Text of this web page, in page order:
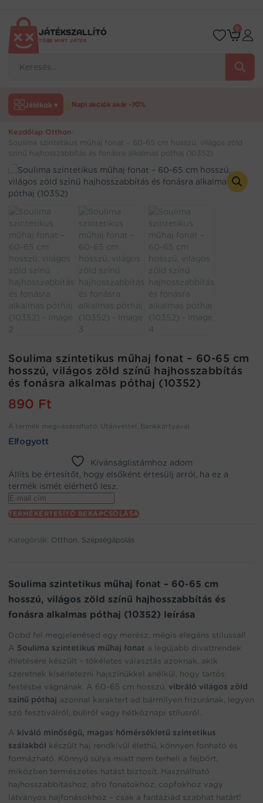
tartalomraJÁTÉKSZALLÍTÓ
TÖBB MINT JÁTÉK
search
0
Játékok ▾ Napi akciók akár -70%
Kezdőlap Otthon
Soulima szintetikus műhaj fonat – 60-65 cm hosszú, világos zöld
színű hajhosszabbítás és fonásra alkalmas póthaj (10352)
Soulima szintetikus műhaj fonat – 60-65 cm
hosszú, világos zöld színű hajhosszabbítás
és fonásra alkalmas póthaj (10352)
890 Ft
A termék megvásárolható: Utánvéttel, Bankkártyával
Elfogyott
Kívánságlistámhoz adom
Állíts be értesítőt, hogy elsőként értesülj arról, ha ez a
termék ismét elérhető lesz.
Enter
your
email
to
waitlist
this
product
TERMÉKÉRTESÍTŐ BEKAPCSOLÁSA
Kategóriák: Otthon, Szépségápolás
Soulima szintetikus műhaj fonat – 60-65 cm
hosszú, világos zöld színű hajhosszabbítás és
fonásra alkalmas póthaj (10352) leírása
Dobd fel megjelenésed egy merész, mégis elegáns stílussal!
A Soulima szintetikus műhaj fonat a legújabb divattrendek
ihletésére készült – tökéletes választás azoknak, akik
szeretnek kísérletezni hajszínükkel anélkül, hogy tartós
festésbe vágnának. A 60-65 cm hosszú, vibráló világos zöld
színű póthaj azonnal karaktert ad bármilyen frizurának, legyen
szó fesztiválról, buliról vagy hétköznapi stílusról.
A kiváló minőségű, magas hőmérsékletű szintetikus
szálakból készült haj rendkívül élethű, könnyen fonható és
formázható. Könnyű súlya miatt nem terheli a fejbőrt,
miközben természetes hatást biztosít. Használható
hajhosszabbításhoz, afro fonatokhoz, copfokhoz vagy
látványos hajfonásokhoz – csak a fantáziád szabhat határt!